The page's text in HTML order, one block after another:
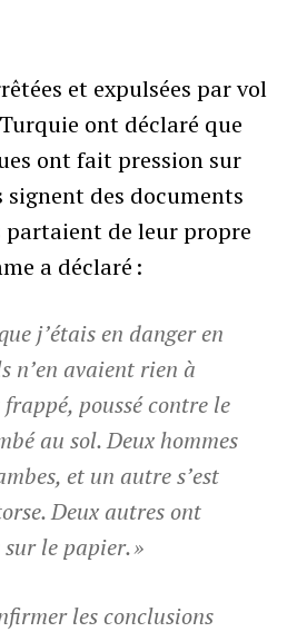
et expulsées par vol
ont déclaré que
ont fait pression sur
signent des documents
partaient de leur propre
a déclaré :
j’étais en danger en
n’en avaient rien à
poussé contre le
au sol. Deux hommes
et un autre s’est
Deux autres ont
le papier. »
les conclusions